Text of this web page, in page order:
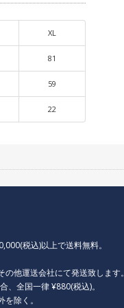
XL
81
59
22
税込)以上で送料無料。
他運送会社にて発送致します。
、全国一律 ¥880(税込)。
除く。